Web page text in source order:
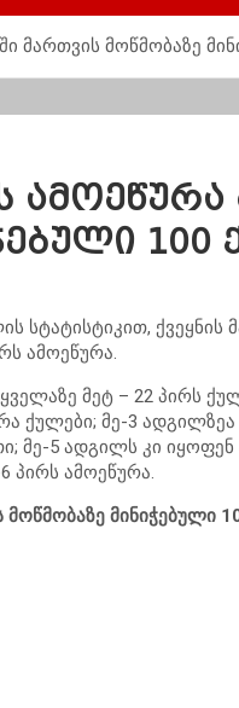
მართვის მოწმობაზე
100
სტატისტიკით, ქვეყნის
ამოეწურა.
მეტ – 22 პირს
ქულები; მე-3 ადგილზეა
მე-5 ადგილს კი
პირს ამოეწურა.
მინიჭებული